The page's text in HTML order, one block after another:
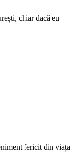
chiar dacă eu
fericit din viața